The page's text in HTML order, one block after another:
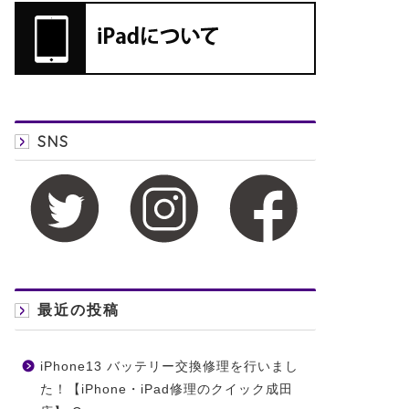
SNS
最近の投稿
iPhone13 バッテリー交換修理を行いまし
た！【iPhone・iPad修理のクイック成田